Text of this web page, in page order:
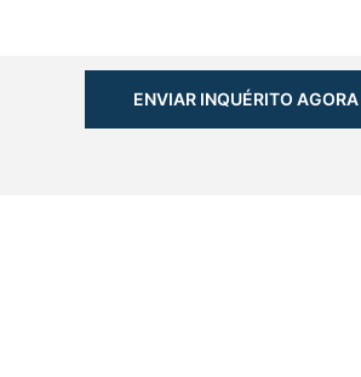
ENVIAR INQUÉRITO AGORA